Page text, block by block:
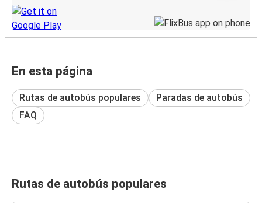
En esta página
Rutas de autobús populares
Paradas de autobús
FAQ
Rutas de autobús populares